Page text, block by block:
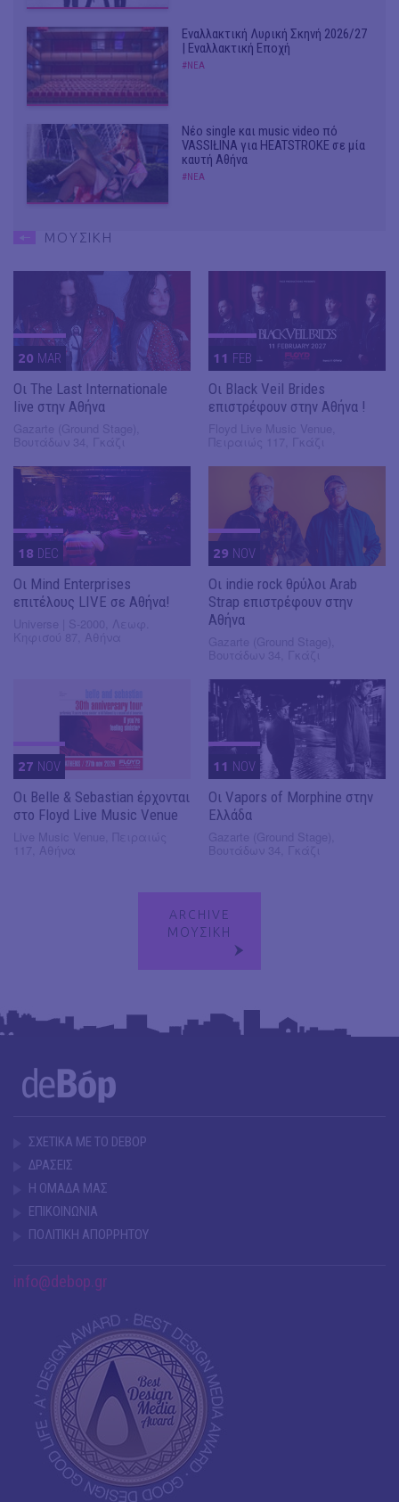
Εναλλακτική Λυρική Σκηνή 2026/27
| Εναλλακτική Εποχή
#ΝΕΑ
Νέο single και music video πό
VASSIŁINA για HEATSTROKE σε μία
καυτή Αθήνα
#ΝΕΑ
ΜΟΥΣΙΚΗ
20 MAR
Οι The Last Internationale
live στην Αθήνα
11 FEB
Οι Black Veil Brides
επιστρέφουν στην Αθήνα !
18 DEC
Οι Mind Enterprises
επιτέλους LIVE σε Αθήνα!
29 NOV
Οι indie rock θρύλοι Arab
Strap επιστρέφουν στην
Αθήνα
27 NOV
Οι Belle & Sebastian έρχονται
στο Floyd Live Music Venue
11 NOV
Οι Vapors of Morphine στην
Ελλάδα
ARCHIVE
ΜΟΥΣΙΚΗ
ΣΧΕΤΙΚΑ ΜΕ ΤΟ DEBOP
ΔΡΑΣΕΙΣ
Η ΟΜΑΔΑ ΜΑΣ
ΕΠΙΚΟΙΝΩΝΙΑ
ΠΟΛΙΤΙΚΗ ΑΠΟΡΡΗΤΟΥ
info@debop.gr